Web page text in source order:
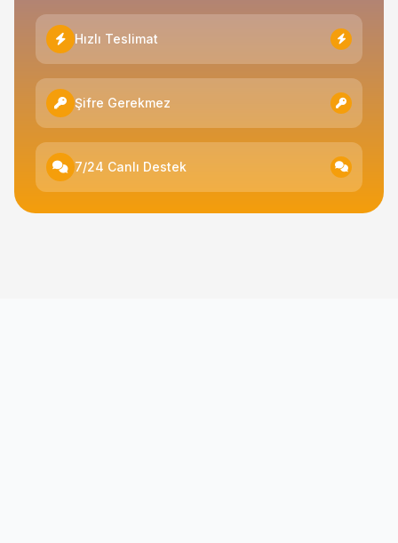
Hızlı Teslimat
Şifre Gerekmez
7/24 Canlı Destek